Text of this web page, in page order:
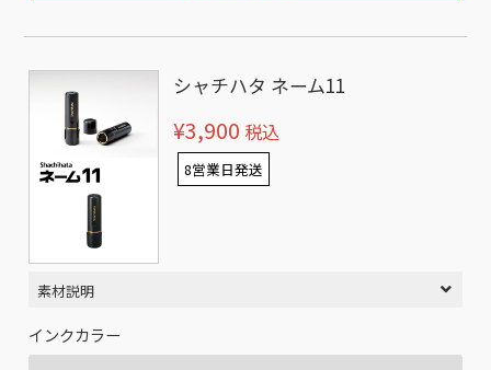
シャチハタ ネーム11
¥3,900 税込
8営業日発送
素材説明
インクカラー